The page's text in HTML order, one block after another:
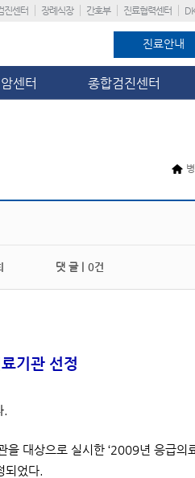
진센터 장례식장 간호부 진료협력센터
진료안내
암센터 종합검진센터
댓 글 | 0건
기관 선정
대상으로 실시한 ‘2009년 응급의
었다.